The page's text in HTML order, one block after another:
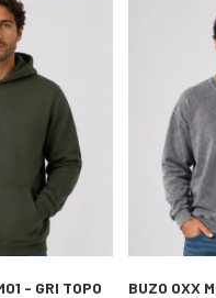
- GRI TOPO BUZO OXX